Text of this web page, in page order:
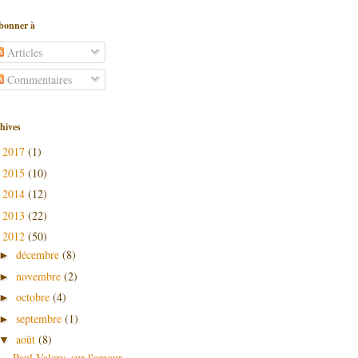
à
Articles
Commentaires
2017 (1)
2015 (10)
2014 (12)
2013 (22)
2012 (50)
► décembre (8)
► novembre (2)
► octobre (4)
► septembre (1)
▼ août (8)